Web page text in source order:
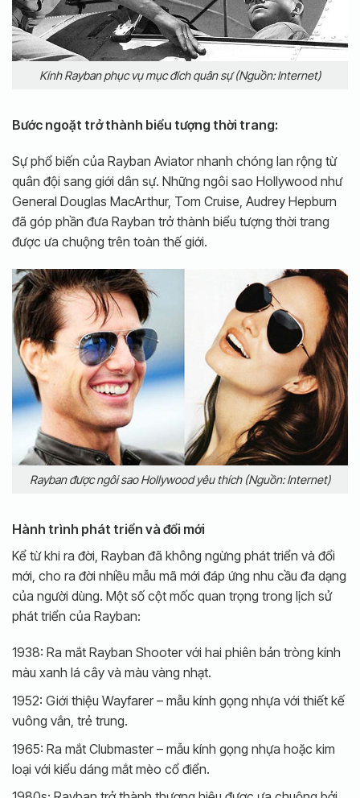
Kính Rayban phục vụ mục đích quân sự (Nguồn: Internet)
Bước ngoặt trở thành biểu tượng thời trang:
Sự phổ biến của Rayban Aviator nhanh chóng lan rộng từ
quân đội sang giới dân sự. Những ngôi sao Hollywood như
General Douglas MacArthur, Tom Cruise, Audrey Hepburn
đã góp phần đưa Rayban trở thành biểu tượng thời trang
được ưa chuộng trên toàn thế giới.
Rayban được ngôi sao Hollywood yêu thích (Nguồn: Internet)
Hành trình phát triển và đổi mới
Kể từ khi ra đời, Rayban đã không ngừng phát triển và đổi
mới, cho ra đời nhiều mẫu mã mới đáp ứng nhu cầu đa dạng
của người dùng. Một số cột mốc quan trọng trong lịch sử
phát triển của Rayban:
1938: Ra mắt Rayban Shooter với hai phiên bản tròng kính
màu xanh lá cây và màu vàng nhạt.
1952: Giới thiệu Wayfarer – mẫu kính gọng nhựa với thiết kế
vuông vắn, trẻ trung.
1965: Ra mắt Clubmaster – mẫu kính gọng nhựa hoặc kim
loại với kiểu dáng mắt mèo cổ điển.